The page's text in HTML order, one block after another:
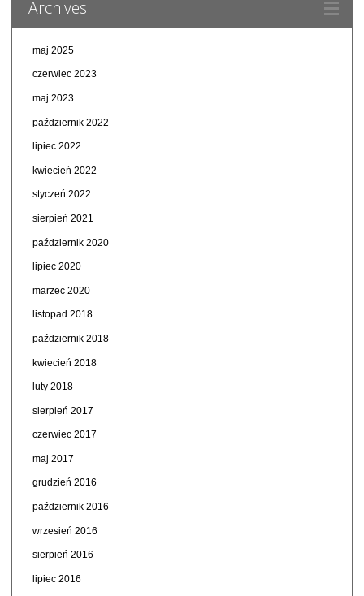
Archives
maj 2025
czerwiec 2023
maj 2023
październik 2022
lipiec 2022
kwiecień 2022
styczeń 2022
sierpień 2021
październik 2020
lipiec 2020
marzec 2020
listopad 2018
październik 2018
kwiecień 2018
luty 2018
sierpień 2017
czerwiec 2017
maj 2017
grudzień 2016
październik 2016
wrzesień 2016
sierpień 2016
lipiec 2016